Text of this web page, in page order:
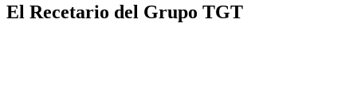
El Recetario del Grupo TGT